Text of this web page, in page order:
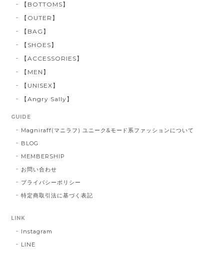
【BOTTOMS】
【OUTER】
【BAG】
【SHOES】
【ACCESSORIES】
【MEN】
【UNISEX】
【Angry Sally】
GUIDE
Magniraff(マニラフ) ユニーク&モード系ファッションについて
BLOG
MEMBERSHIP
お問い合わせ
プライバシーポリシー
特定商取引法に基づく表記
LINK
Instagram
LINE